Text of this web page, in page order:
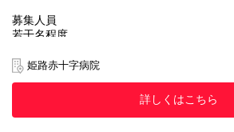
募集人員
若干名程度
採用年月日
令和9年4月1日
1年以上の看護師・助産師経験者（病棟・
姫路赤十字病院
詳しくはこちら